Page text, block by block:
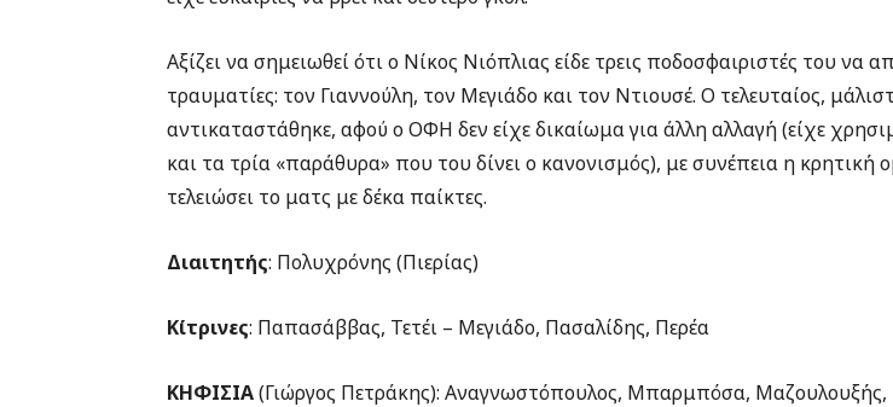
Αξίζει να σημειωθεί ότι ο Νίκος Νιόπλιας είδε τρεις ποδοσφαιριστές του να
τραυματίες: τον Γιαννούλη, τον Μεγιάδο και τον Ντιουσέ. Ο τελευταίος,
αντικαταστάθηκε, αφού ο ΟΦΗ δεν είχε δικαίωμα για άλλη αλλαγή (είχε
και τα τρία «παράθυρα» που του δίνει ο κανονισμός), με συνέπεια η κρητική
τελειώσει το ματς με δέκα παίκτες.
Διαιτητής: Πολυχρόνης (Πιερίας)
Κίτρινες: Παπασάββας, Τετέι – Μεγιάδο, Πασαλίδης, Περέα
ΚΗΦΙΣΙΑ(Γιώργος Πετράκης): Αναγνωστόπουλος, Μπαρμπόσα,